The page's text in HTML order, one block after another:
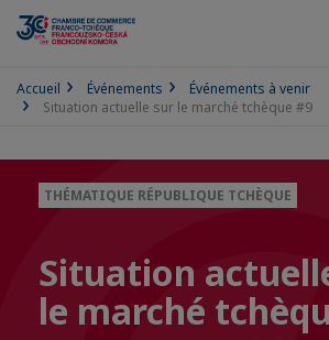
Accueil Événements
Événements à venir
Situation actuelle sur le marché tchèque #9
THÉMATIQUE RÉPUBLIQUE TCHÈQUE
Situation
le marché